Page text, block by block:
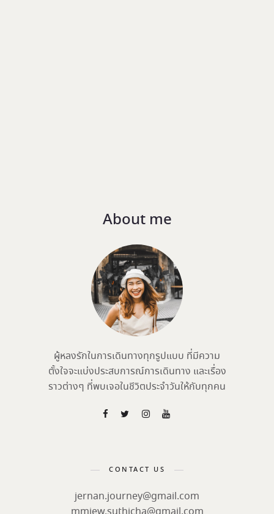
About me
ผู้หลงรักในการเดินทางทุกรูปแบบ ที่มีความ
ตั้งใจจะแบ่งประสบการณ์การเดินทาง และเรื่อง
ราวต่างๆ ที่พบเจอในชีวิตประจำวันให้กับทุกคน
CONTACT US
jernan.journey@gmail.com